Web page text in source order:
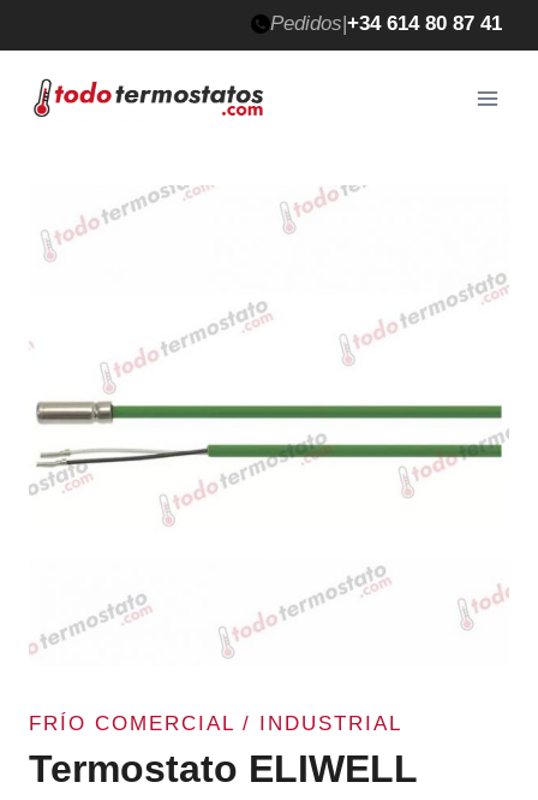
al
contenido
Pedidos|+34 614 80 87 41
FRÍO COMERCIAL / INDUSTRIAL
Termostato ELIWELL